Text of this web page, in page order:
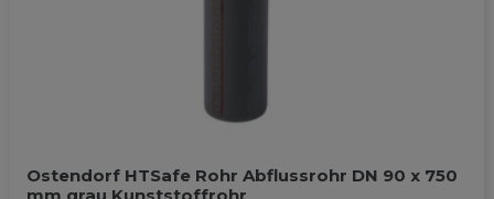
Ostendorf HTSafe Rohr Abflussrohr DN 90 x 750
mm grau Kunststoffrohr